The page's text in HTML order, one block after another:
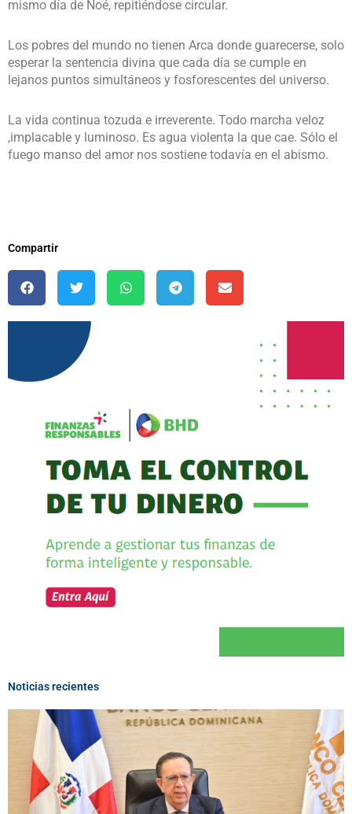
mismo día de Noé, repitiéndose circular.
Los pobres del mundo no tienen Arca donde guarecerse, solo
esperar la sentencia divina que cada día se cumple en
lejanos puntos simultáneos y fosforescentes del universo.
La vida continua tozuda e irreverente. Todo marcha veloz
,implacable y luminoso. Es agua violenta la que cae. Sólo el
fuego manso del amor nos sostiene todavía en el abismo.
Compartir
Noticias recientes